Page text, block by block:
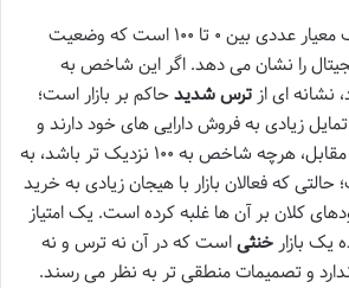
شاخص ترس و طمع یک معیار عددی بین ۰ تا ۱۰۰ است که وضعیت
را نشان می دهد. اگر این شاخص به
ای از ترس شدیدحاکم بر بازار است؛
زیادی به فروش دارایی های خود دارند و
جو کلی منفی است. در مقابل، هرچه شاخص به ۱۰۰ نزدیک تر باشد، به
که فعالان بازار با هیجان زیادی به خرید
کلان بر آن ها غلبه کرده است. یک امتیاز
خنثیاست که در آن نه ترس و نه
و تصمیمات منطقی تر به نظر می رسند.